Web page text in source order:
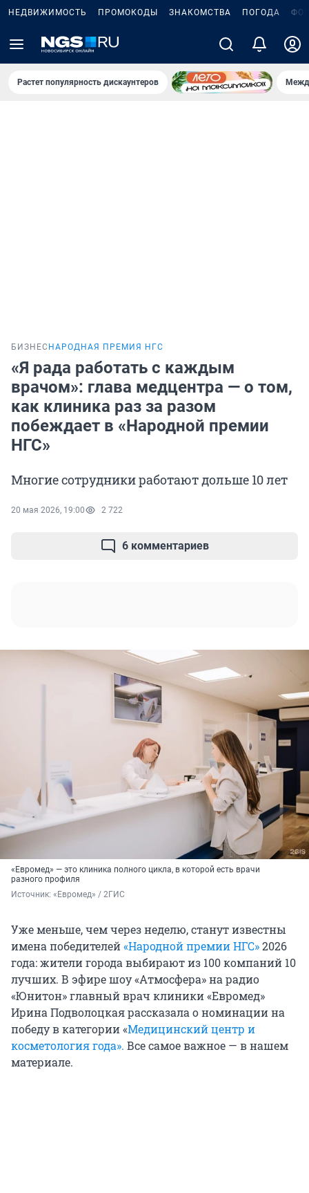
НЕДВИЖИМОСТЬ ПРОМОКОДЫ ЗНАКОМСТВА ПОГОДА
Растет популярность дискаунтеров
БИЗНЕС НАРОДНАЯ ПРЕМИЯ НГС
«Я рада работать с каждым
врачом»: глава медцентра — о том,
как клиника раз за разом
побеждает в «Народной премии
НГС»
Многие сотрудники работают дольше 10 лет
20 мая 2026, 19:00 2 722
6 комментариев
«Евромед» — это клиника полного цикла, в которой есть врачи
разного профиля
Источник: «Евромед» / 2ГИС
Уже меньше, чем через неделю, станут известны
имена победителей«Народной премии НГС»2026
года: жители города выбирают из 100 компаний 10
лучших. В эфире шоу «Атмосфера» на радио
«Юнитон» главный врач клиники «Евромед»
Ирина Подволоцкая рассказала о номинации на
победу в категории «Медицинский центр и
косметология года». Все самое важное — в нашем
материале.